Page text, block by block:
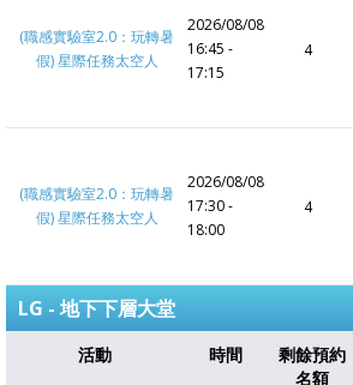
(職感實驗室2.0：玩轉暑
假) 星際任務太空人
2026/08/08
16:45 -
17:15
4
(職感實驗室2.0：玩轉暑
假) 星際任務太空人
2026/08/08
17:30 -
18:00
4
LG - 地下下層大堂
活動 時間
剩餘預約
名額